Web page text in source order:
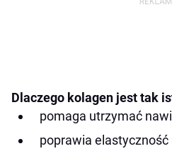
Dlaczego kolagen jest tak
pomaga utrzymać
poprawia elastyczność